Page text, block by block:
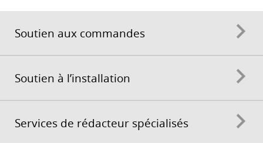
Soutien aux commandes
Soutien à l’installation
Services de rédacteur spécialisés